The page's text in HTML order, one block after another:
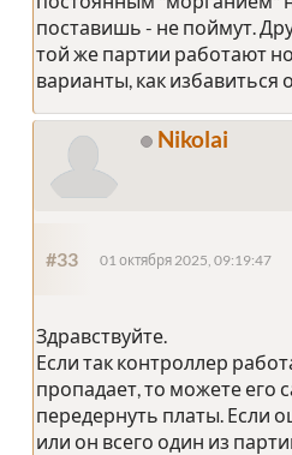
поставишь - не поймут.
той же партии работают
варианты, как избавиться
Nikolai
#33 01 октября 2025, 09:19:47
Здравствуйте.
Если так контроллер
пропадает, то можете его
передернуть платы. Если
или он всего один из